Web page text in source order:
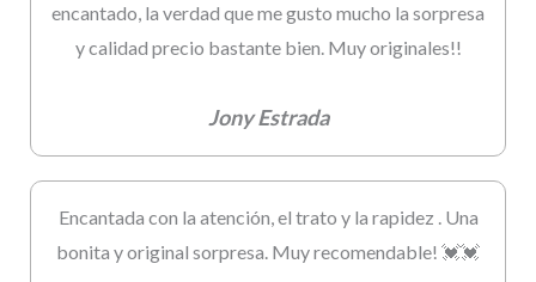
encantado, la verdad que me gusto mucho la sorpresa
y calidad precio bastante bien. Muy originales!!
Jony Estrada
Encantada con la atención, el trato y la rapidez . Una
bonita y original sorpresa. Muy recomendable! 💓💓